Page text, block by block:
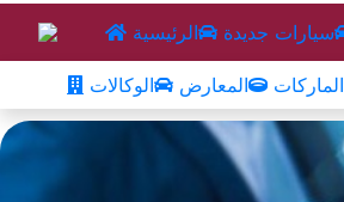
الرئيسية سيارات جديدة
الوكالات المعارض الماركات